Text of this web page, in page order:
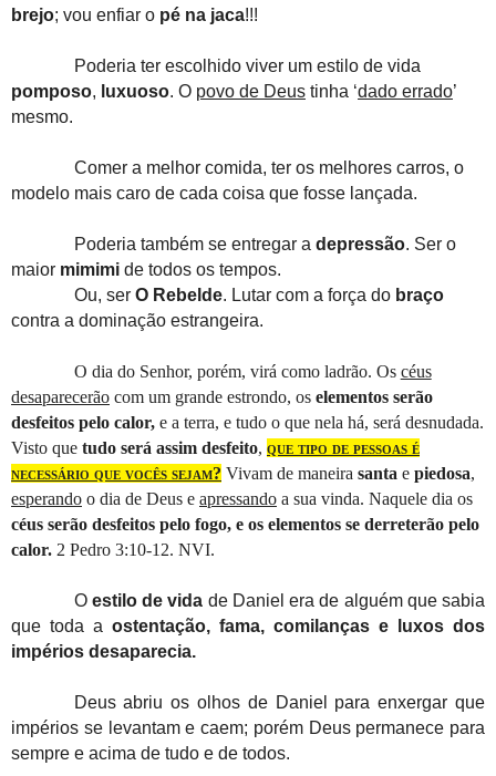
brejo; vou enfiar o pé na jaca!!!
Poderia ter escolhido viver um estilo de vida
pomposo, luxuoso. O povo de Deus tinha ‘dado errado’
mesmo.
Comer a melhor comida, ter os melhores carros, o
modelo mais caro de cada coisa que fosse lançada.
Poderia também se entregar a depressão. Ser o
maior mimimi de todos os tempos.
Ou, ser O Rebelde. Lutar com a força do braço
contra a dominação estrangeira.
O dia do Senhor, porém, virá como ladrão. Os céus
desaparecerão com um grande estrondo, os elementos serão
desfeitos pelo calor, e a terra, e tudo o que nela há, será desnudada.
Visto que tudo será assim desfeito, que tipo de pessoas é
necessário que vocês sejam? Vivam de maneira santa e piedosa,
esperando o dia de Deus e apressando a sua vinda. Naquele dia os
céus serão desfeitos pelo fogo, e os elementos se derreterão pelo
calor. 2 Pedro 3:10-12. NVI.
O estilo de vida de Daniel era de alguém que sabia
que toda a ostentação, fama, comilanças e luxos dos
impérios desaparecia.
Deus abriu os olhos de Daniel para enxergar que
impérios se levantam e caem; porém Deus permanece para
sempre e acima de tudo e de todos.